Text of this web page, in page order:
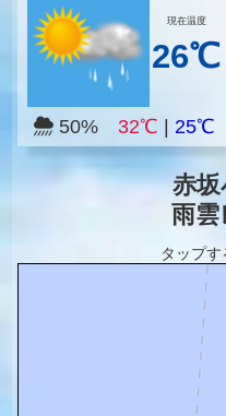
現在温度
26℃
50% 32℃ 25℃
赤坂
雨雲
タップ